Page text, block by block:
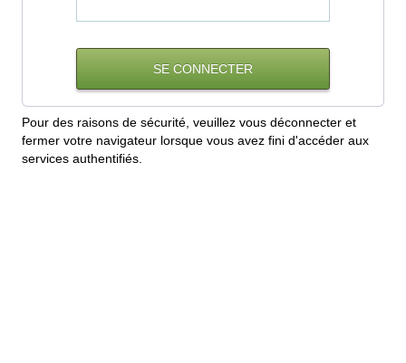
Pour des raisons de sécurité, veuillez vous déconnecter et
fermer votre navigateur lorsque vous avez fini d'accéder aux
services authentifiés.